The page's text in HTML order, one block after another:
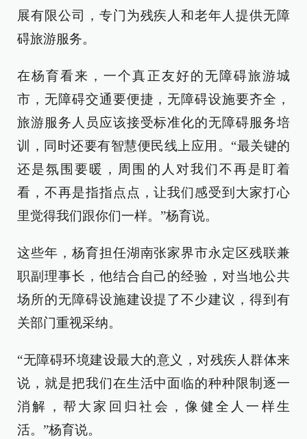
展有限公司，专门为残疾人和老年人提供无障
碍旅游服务。
在杨育看来，一个真正友好的无障碍旅游城
市，无障碍交通要便捷，无障碍设施要齐全，
旅游服务人员应该接受标准化的无障碍服务培
训，同时还要有智慧便民线上应用。“最关键的
还是氛围要暖，周围的人对我们不再是盯着
看，不再是指指点点，让我们感受到大家打心
里觉得我们跟你们一样。”杨育说。
这些年，杨育担任湖南张家界市永定区残联兼
职副理事长，他结合自己的经验，对当地公共
场所的无障碍设施建设提了不少建议，得到有
关部门重视采纳。
“无障碍环境建设最大的意义，对残疾人群体来
说，就是把我们在生活中面临的种种限制逐一
消解，帮大家回归社会，像健全人一样生
活。”杨育说。